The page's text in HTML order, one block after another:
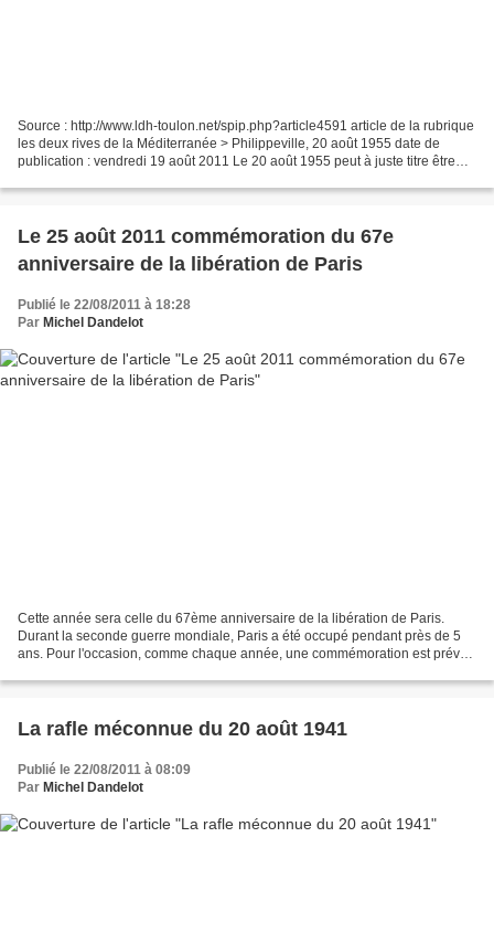
Source : http://www.ldh-toulon.net/spip.php?article4591 article de la rubrique
les deux rives de la Méditerranée > Philippeville, 20 août 1955 date de
publication : vendredi 19 août 2011 Le 20 août 1955 peut à juste titre être
Le 25 août 2011 commémoration du 67e
anniversaire de la libération de Paris
Publié le 22/08/2011 à 18:28
Par Michel Dandelot
Cette année sera celle du 67ème anniversaire de la libération de Paris.
Durant la seconde guerre mondiale, Paris a été occupé pendant près de 5
ans. Pour l'occasion, comme chaque année, une commémoration est prévue
La rafle méconnue du 20 août 1941
Publié le 22/08/2011 à 08:09
Par Michel Dandelot